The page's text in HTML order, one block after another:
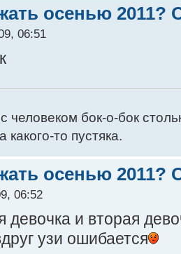
осенью 2011?
06:51
человеком бок-о-бок
какого-то пустяка.
осенью 2011?
06:52
девочка и вторая
узи ошибается